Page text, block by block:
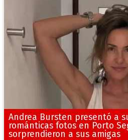
Andrea Bursten presentó a
románticas fotos en Porto
sorprendieron a sus amigas